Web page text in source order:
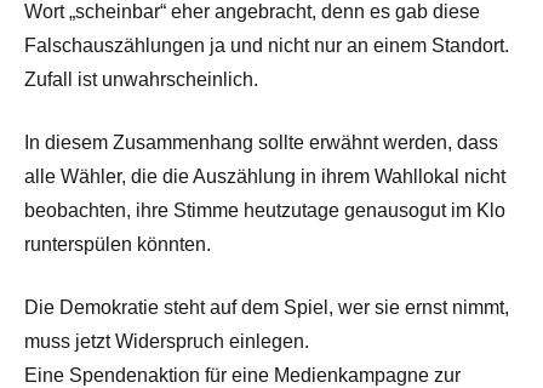
Wort „scheinbar“ eher angebracht, denn es gab diese
Falschauszählungen ja und nicht nur an einem Standort.
Zufall ist unwahrscheinlich.
In diesem Zusammenhang sollte erwähnt werden, dass
alle Wähler, die die Auszählung in ihrem Wahllokal nicht
beobachten, ihre Stimme heutzutage genausogut im Klo
runterspülen könnten.
Die Demokratie steht auf dem Spiel, wer sie ernst nimmt,
muss jetzt Widerspruch einlegen.
Eine Spendenaktion für eine Medienkampagne zur